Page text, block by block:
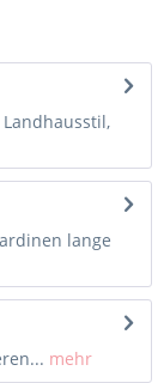
lange
mehr